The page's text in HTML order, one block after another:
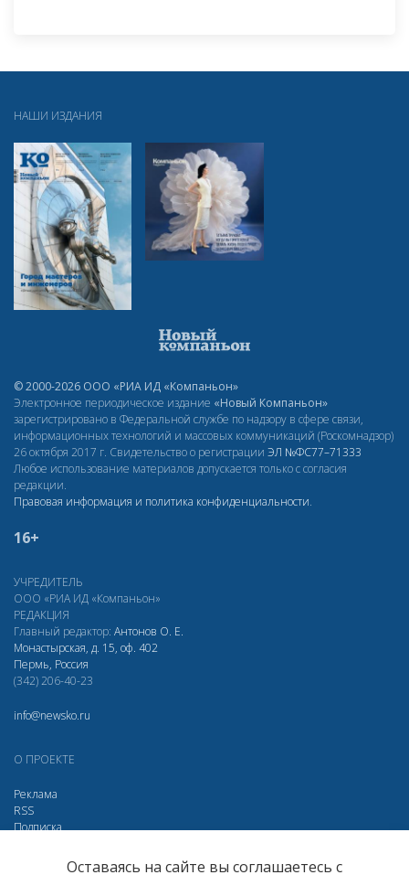
НАШИ ИЗДАНИЯ
© 2000-2026 ООО «РИА ИД «Компаньон»
Электронное периодическое издание «Новый Компаньон»
зарегистрировано в Федеральной службе по надзору в сфере связи,
информационных технологий и массовых коммуникаций (Роскомнадзор)
26 октября 2017 г. Свидетельство о регистрации ЭЛ №ФС77–71333
Любое использование материалов допускается только с согласия
редакции.
Правовая информация и политика конфиденциальности.
16+
УЧРЕДИТЕЛЬ
ООО «РИА ИД «Компаньон»
РЕДАКЦИЯ
Главный редактор: Антонов О. Е.
Монастырская, д. 15, оф. 402
Пермь, Россия
(342) 206-40-23
info@newsko.ru
О ПРОЕКТЕ
Реклама
RSS
Подписка
ОдноклассникиОставаясь на сайте вы соглашаетесь с